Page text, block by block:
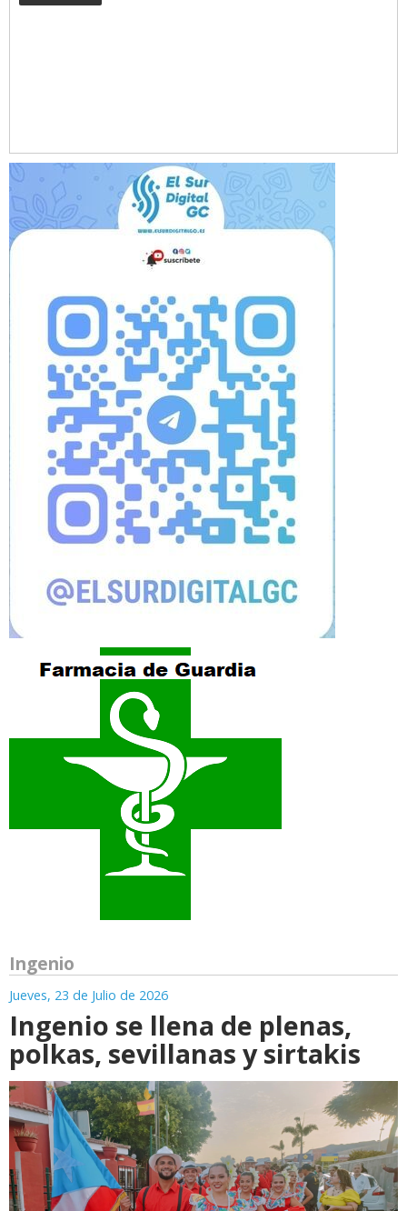
Ingenio
Jueves, 23 de Julio de 2026
Ingenio se llena de plenas,
polkas, sevillanas y sirtakis